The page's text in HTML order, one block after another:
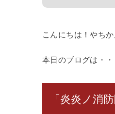
こんにちは！やち
本日のブログは・・
「炎炎ノ消